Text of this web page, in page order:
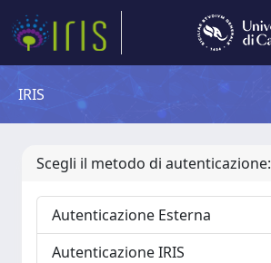
IRIS
Scegli il metodo di autenticazione:
Autenticazione Esterna
Autenticazione IRIS